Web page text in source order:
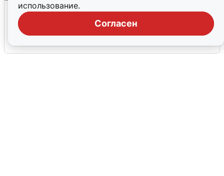
использование.
Согласен
Ракетная опасность в Свердловской
области: что известно